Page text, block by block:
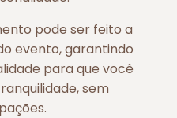
pode ser feito a
evento, garantindo
para que você
sem